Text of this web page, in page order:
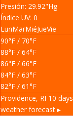
Presión: 29.92"Hg
Índice UV: 0
LunMarMiéJueVie
90°F / 70°F
88°F / 64°F
86°F / 66°F
84°F / 63°F
82°F / 61°F
Providence, RI 10 days
weather forecast ▸